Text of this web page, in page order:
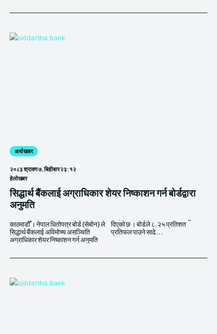
अर्थ खबर
२०८३ श्रावण ७, बिहीबार २३:१२
हेलाेखबर
सिद्धार्थ बैंकलाई अग्राधिकार शेयर निष्काशन गर्न बोर्डद्वारा
अनुमति
काठमाडौँ । नेपाल धितोपत्र बोर्ड (सेबोन) ले
सिद्धार्थ बैंकलाई अविमोच्य असञ्चिति
अग्राधिकार शेयर निष्काशन गर्न अनुमति
दिएको छ । बोर्डले ८.२५ प्रतिशत
प्रतिफल पाउने साढे...